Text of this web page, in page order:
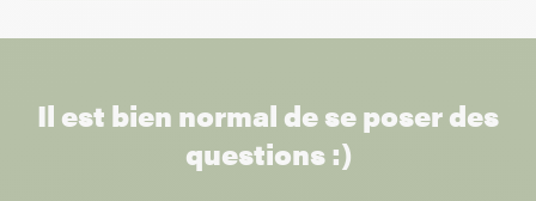
Il est bien normal de se poser des
questions :)